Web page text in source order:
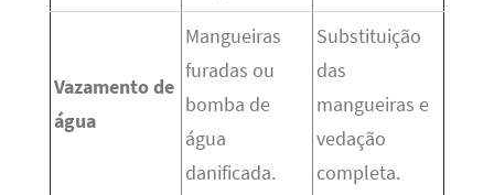
Vazamento de
água
Mangueiras
furadas ou
bomba de
água
danificada.
Substituição
das
mangueiras e
vedação
completa.